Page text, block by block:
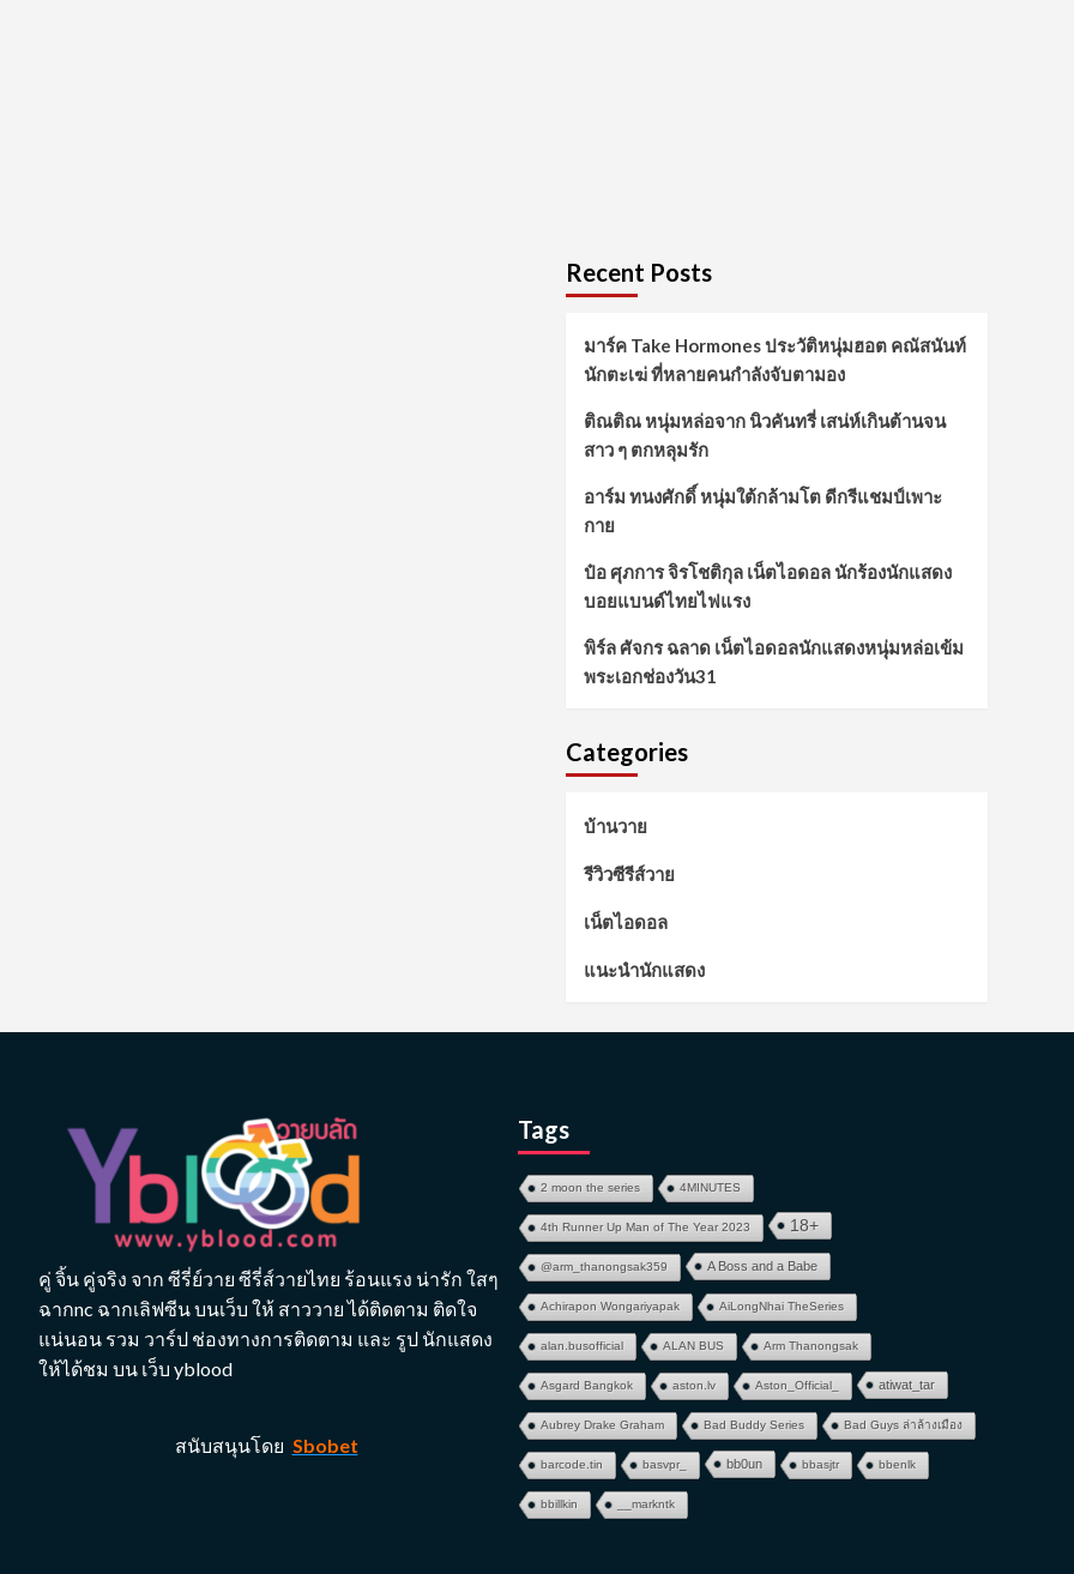
Recent Posts
มาร์ค Take Hormones ประวัติหนุ่มฮอต คณัสนันท์
นักตะเฆ่ ที่หลายคนกำลังจับตามอง
ติณติณ หนุ่มหล่อจาก นิวคันทรี่ เสน่ห์เกินต้านจน
สาว ๆ ตกหลุมรัก
อาร์ม ทนงศักดิ์ หนุ่มใต้กล้ามโต ดีกรีแชมป์เพาะ
กาย
ป๋อ ศุภการ จิรโชติกุล เน็ตไอดอล นักร้องนักแสดง
บอยแบนด์ไทยไฟแรง
พิร์ล ศัจกร ฉลาด เน็ตไอดอลนักแสดงหนุ่มหล่อเข้ม
พระเอกช่องวัน31
Categories
บ้านวาย
รีวิวซีรีส์วาย
เน็ตไอดอล
แนะนำนักแสดง
คู่ จิ้น คู่จริง จาก ซีรี่ย์วาย ซีรี่ส์วายไทย ร้อนแรง น่ารัก ใสๆ
ฉากnc ฉากเลิฟซีน บนเว็บ ให้ สาววาย ได้ติดตาม ติดใจ
แน่นอน รวม วาร์ป ช่องทางการติดตาม และ รูป นักแสดง
ให้ได้ชม บน เว็บ yblood
สนับสนุนโดย Sbobet
Tags
2 moon the series 4MINUTES
4th Runner Up Man of The Year 2023 18+
@arm_thanongsak359 A Boss and a Babe
Achirapon Wongariyapak AiLongNhai TheSeries
alan.busofficial ALAN BUS Arm Thanongsak
Asgard Bangkok aston.lv Aston_Official_ atiwat_tar
Aubrey Drake Graham Bad Buddy Series Bad Guys ล่าล้างเมือง
barcode.tin basvpr_ bb0un bbasjtr bbenlk
bbillkin __markntk